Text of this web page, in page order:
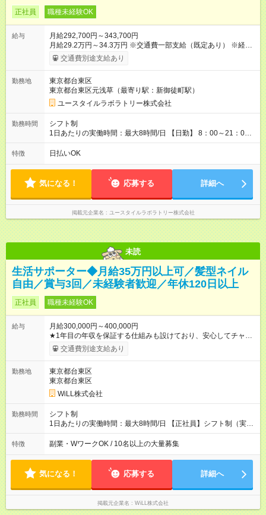
正社員 職種未経験OK
給与
月給292,700円～343,700円
月給29.2万円～34.3万円 ※交通費一部支給（既定あり） ※経
験・能力を考慮して決定します 【入社後のモデル月収（無資
格・未経験入社の場合）】 ［入社］ 無資格・未経験／月収
社1年～2年半］ ジュニアMGR／月収35.9万円 ［入社2年半］
マネージャー／月収40万円以上 ※経験・能力等を考慮。 【試
用期間】試用期間あり 試用期間の長さ：2ヶ月 ※ 雇用形態と給
与に、本採用時と異なる部分があります。 雇用形態：本採用時
と同じです。 給与：月給 254,700円 ～ 343,700円
交通費別途支給あり
勤務地
東京都台東区
東京都台東区元浅草（最寄り駅：新御徒町駅）
ユースタイルラボラトリー株式会社
勤務時間
シフト制
1日あたりの実働時間：最大8時間/日 【日勤】 8：00～21：00
＊＊ 勤務時間例 ＊＊ ■8時から17時 ■9時から18時 ■10時か
ら19時 など ※上記の時間内で8時間勤務（休憩1時間）ご利用
（希望休あり）
特徴 日払いOK
気になる！ 応募する 詳細へ
掲載元企業名 ユースタイルラボラトリー株式会社
未読
生活サポーター◆月給35万円以上可／髪型ネイル
自由／賞与3回／未経験者歓迎／年休120日以上
正社員 職種未経験OK
給与
月給300,000円～400,000円
★1年目の年収を保証する仕組みも設けており、安心してチャレ
ンジいただける環境です。 【正社員】 月給30万円～40万円＋各
種手当＋賞与年3回 【アルバイト】 時給1800円～2500円 ※研修
長さ：3ヶ月 雇用形態、給与は本採用時と同じです。
交通費別途支給あり
勤務地
東京都台東区
東京都台東区
WiLL株式会社
勤務時間
シフト制
1日あたりの実働時間：最大8時間/日 【正社員】シフト制（実働
8時間） 【アルバイト】週1日から勤務可能 ◎勤務例 日勤／9時
～18時（休憩60分） 夜勤／22時～翌7時（休憩60分） ◎働き方
ど、ご希望の働き方をお気軽にご相談ください。
特徴 副業・WワークOK / 10名以上の大量募集
気になる！ 応募する 詳細へ
掲載元企業名 WiLL株式会社